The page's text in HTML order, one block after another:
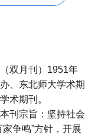
双月刊）1951年
、东北师大学术期
术期刊。
刊宗旨：坚持社会
争鸣”方针，开展